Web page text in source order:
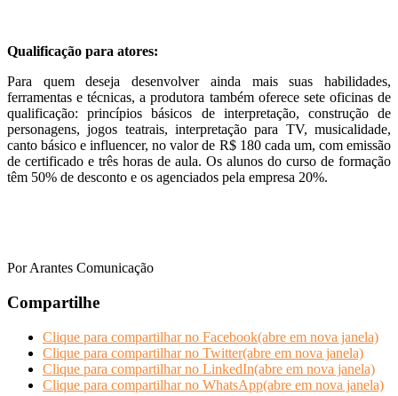
Qualificação para atores:
Para quem deseja desenvolver ainda mais suas habilidades,
ferramentas e técnicas, a produtora também oferece sete oficinas de
qualificação: princípios básicos de interpretação, construção de
personagens, jogos teatrais, interpretação para TV, musicalidade,
canto básico e influencer, no valor de R$ 180 cada um, com emissão
de certificado e três horas de aula. Os alunos do curso de formação
têm 50% de desconto e os agenciados pela empresa 20%.
Por Arantes Comunicação
Compartilhe
Clique para compartilhar no Facebook(abre em nova janela)
Clique para compartilhar no Twitter(abre em nova janela)
Clique para compartilhar no LinkedIn(abre em nova janela)
Clique para compartilhar no WhatsApp(abre em nova janela)